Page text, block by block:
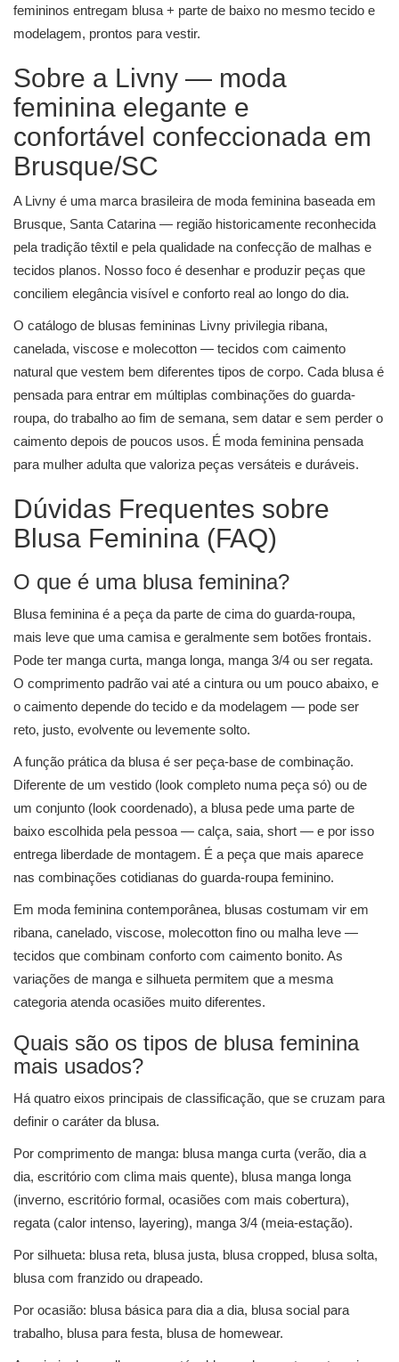
femininos entregam blusa + parte de baixo no mesmo tecido e
modelagem, prontos para vestir.
Sobre a Livny — moda
feminina elegante e
confortável confeccionada em
Brusque/SC
A Livny é uma marca brasileira de moda feminina baseada em
Brusque, Santa Catarina — região historicamente reconhecida
pela tradição têxtil e pela qualidade na confecção de malhas e
tecidos planos. Nosso foco é desenhar e produzir peças que
conciliem elegância visível e conforto real ao longo do dia.
O catálogo de blusas femininas Livny privilegia ribana,
canelada, viscose e molecotton — tecidos com caimento
natural que vestem bem diferentes tipos de corpo. Cada blusa é
pensada para entrar em múltiplas combinações do guarda-
roupa, do trabalho ao fim de semana, sem datar e sem perder o
caimento depois de poucos usos. É moda feminina pensada
para mulher adulta que valoriza peças versáteis e duráveis.
Dúvidas Frequentes sobre
Blusa Feminina (FAQ)
O que é uma blusa feminina?
Blusa feminina é a peça da parte de cima do guarda-roupa,
mais leve que uma camisa e geralmente sem botões frontais.
Pode ter manga curta, manga longa, manga 3/4 ou ser regata.
O comprimento padrão vai até a cintura ou um pouco abaixo, e
o caimento depende do tecido e da modelagem — pode ser
reto, justo, evolvente ou levemente solto.
A função prática da blusa é ser peça-base de combinação.
Diferente de um vestido (look completo numa peça só) ou de
um conjunto (look coordenado), a blusa pede uma parte de
baixo escolhida pela pessoa — calça, saia, short — e por isso
entrega liberdade de montagem. É a peça que mais aparece
nas combinações cotidianas do guarda-roupa feminino.
Em moda feminina contemporânea, blusas costumam vir em
ribana, canelado, viscose, molecotton fino ou malha leve —
tecidos que combinam conforto com caimento bonito. As
variações de manga e silhueta permitem que a mesma
categoria atenda ocasiões muito diferentes.
Quais são os tipos de blusa feminina
mais usados?
Há quatro eixos principais de classificação, que se cruzam para
definir o caráter da blusa.
Por comprimento de manga: blusa manga curta (verão, dia a
dia, escritório com clima mais quente), blusa manga longa
(inverno, escritório formal, ocasiões com mais cobertura),
regata (calor intenso, layering), manga 3/4 (meia-estação).
Por silhueta: blusa reta, blusa justa, blusa cropped, blusa solta,
blusa com franzido ou drapeado.
Por ocasião: blusa básica para dia a dia, blusa social para
trabalho, blusa para festa, blusa de homewear.